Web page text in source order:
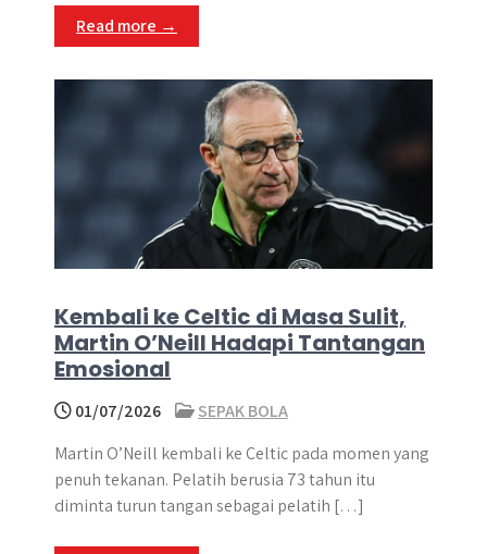
Read more →
Kembali ke Celtic di Masa Sulit,
Martin O’Neill Hadapi Tantangan
Emosional
01/07/2026
SEPAK BOLA
Martin O’Neill kembali ke Celtic pada momen yang
penuh tekanan. Pelatih berusia 73 tahun itu
diminta turun tangan sebagai pelatih […]